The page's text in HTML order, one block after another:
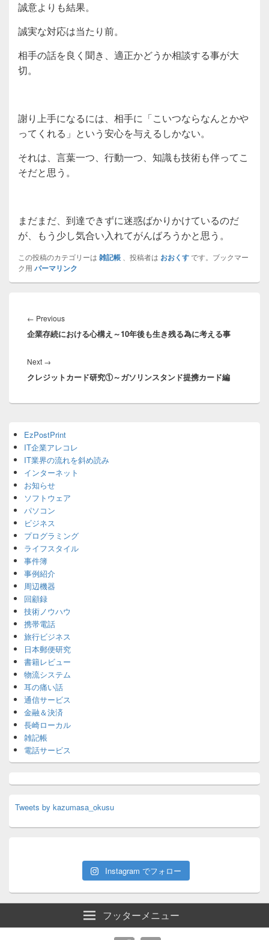
誠意よりも結果。
誠実な対応は当たり前。
相手の話を良く聞き、適正かどうか相談する事が大
切。
謝り上手になるには、相手に「こいつならなんとかや
ってくれる」という安心を与えるしかない。
それは、言葉一つ、行動一つ、知識も技術も伴ってこ
そだと思う。
まだまだ、到達できずに迷惑ばかりかけているのだ
が、もう少し気合い入れてがんばろうかと思う。
この投稿のカテゴリーは 雑記帳 、投稿者は おおくすです。ブックマー
ク用 パーマリンク
稿
ナ
ゲ
シ
← PreviousPrevious
post:
企業存続における心構え～10年後も生き残る為に考える事
Next →
post:
クレジットカード研究①～ガソリンスタンド提携カード編
Sidebar
Widget
Area
EzPostPrint
IT企業アレコレ
IT業界の流れを斜め読み
インターネット
お知らせ
ソフトウェア
パソコン
ビジネス
プログラミング
ライフスタイル
事件簿
事例紹介
周辺機器
回顧録
技術ノウハウ
携帯電話
旅行ビジネス
日本郵便研究
書籍レビュー
物流システム
耳の痛い話
通信サービス
金融＆決済
長崎ローカル
雑記帳
電話サービス
Tweets by kazumasa_okusu
Instagram でフォロー
フッターメニュー